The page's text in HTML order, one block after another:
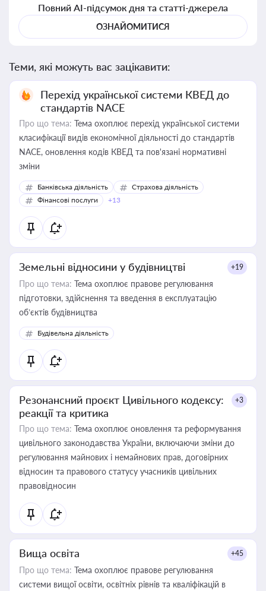
Повний AI-підсумок дня та статті-джерела
ОЗНАЙОМИТИСЯ
Теми, які можуть вас зацікавити:
Перехід української системи КВЕД до
стандартів NACE
Про що тема: Тема охоплює перехід української системи
класифікації видів економічної діяльності до стандартів
NACE, оновлення кодів КВЕД та пов'язані нормативні
зміни
Банківська діяльність
Страхова діяльність
Фінансові послуги
+13
Земельні відносини у будівництві +19
Про що тема: Тема охоплює правове регулювання
підготовки, здійснення та введення в експлуатацію
об’єктів будівництва
Будівельна діяльність
Резонансний проєкт Цивільного кодексу:
реакції та критика
+3
Про що тема: Тема охоплює оновлення та реформування
цивільного законодавства України, включаючи зміни до
регулювання майнових і немайнових прав, договірних
відносин та правового статусу учасників цивільних
правовідносин
Вища освіта +45
Про що тема: Тема охоплює правове регулювання
системи вищої освіти, освітніх рівнів та кваліфікацій в